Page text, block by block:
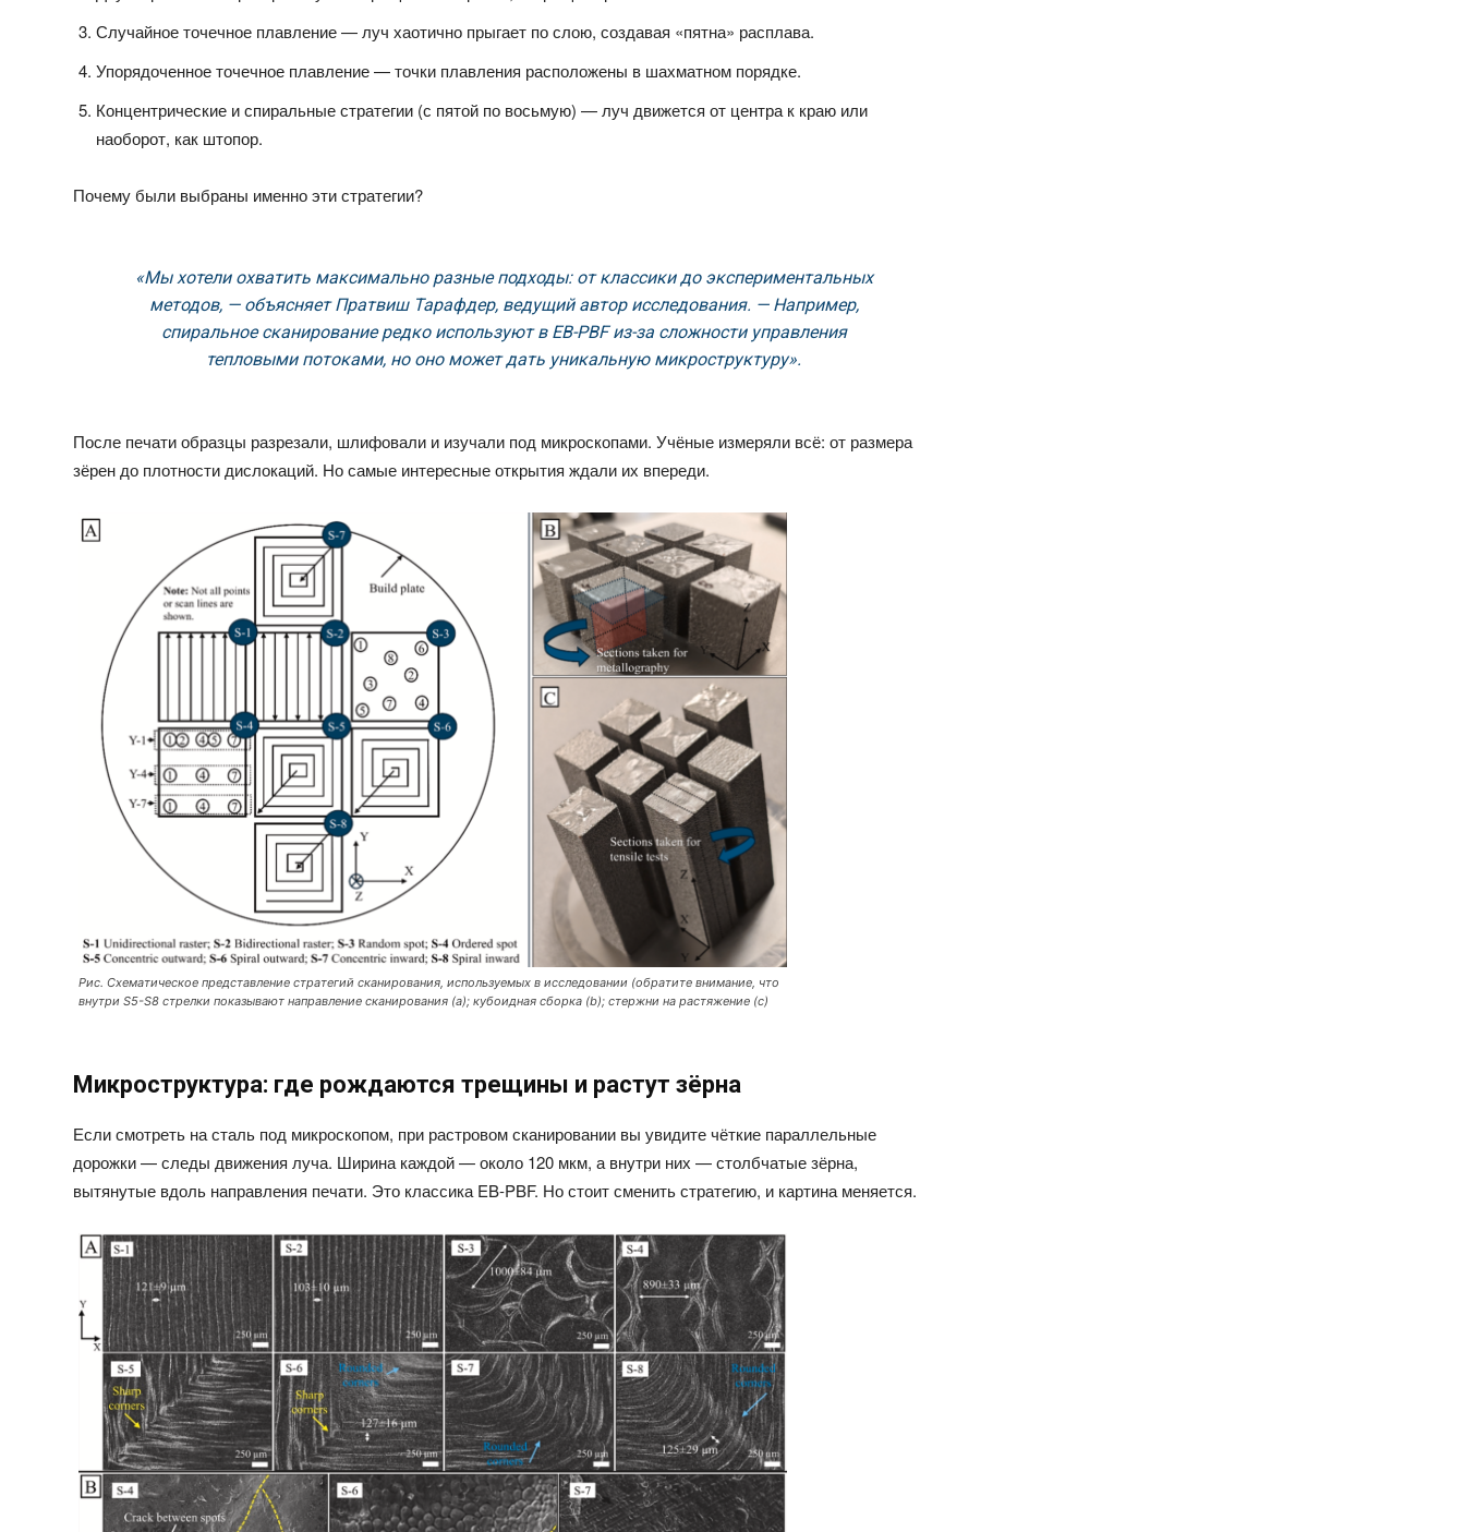
Случайное точечное плавление — луч хаотично прыгает по слою, создавая «пятна» расплава.
Упорядоченное точечное плавление — точки плавления расположены в шахматном порядке.
Концентрические и спиральные стратегии (с пятой по восьмую) — луч движется от центра к краю или
наоборот, как штопор.
Почему были выбраны именно эти стратегии?
«Мы хотели охватить максимально разные подходы: от классики до экспериментальных
методов, — объясняет Пратвиш Тарафдер, ведущий автор исследования. — Например,
спиральное сканирование редко используют в EB-PBF из-за сложности управления
тепловыми потоками, но оно может дать уникальную микроструктуру».
После печати образцы разрезали, шлифовали и изучали под микроскопами. Учёные измеряли всё: от размера
зёрен до плотности дислокаций. Но самые интересные открытия ждали их впереди.
Рис. Схематическое представление стратегий сканирования, используемых в исследовании (обратите внимание, что
внутри S5-S8 стрелки показывают направление сканирования (а); кубоидная сборка (b); стержни на растяжение (с)
Микроструктура: где рождаются трещины и растут зёрна
Если смотреть на сталь под микроскопом, при растровом сканировании вы увидите чёткие параллельные
дорожки — следы движения луча. Ширина каждой — около 120 мкм, а внутри них — столбчатые зёрна,
вытянутые вдоль направления печати. Это классика EB-PBF. Но стоит сменить стратегию, и картина меняется.